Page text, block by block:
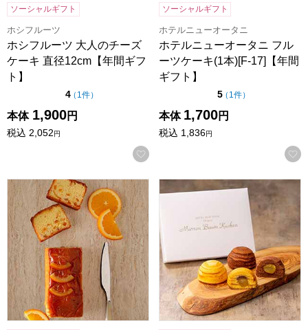
ソーシャルギフト
ホシフルーツ
ホシフルーツ 大人のチーズ
ケーキ 直径12cm【年間ギフ
ト】
4点（5点満点中）
（ 1件の評価
）
本体 1,900円
税込 2,052円
お気に入りに登録する
ソーシャルギフト
ホテルニューオータニ
ホテルニューオータニ フル
ーツケーキ(1本)[F-17]【年間
ギフト】
5点（5点満点中）
（ 1件の評価
）
本体 1,700円
税込 1,836円
ホテルニューオータニ オレンジケーキ(1本)[O-17]【年間ギフ
ホテルニューオータニ マロ